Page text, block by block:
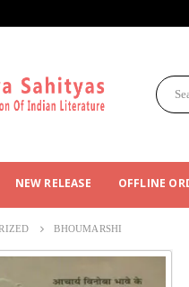
NEW RELEASE OFFLINE
BHOUMARSHI